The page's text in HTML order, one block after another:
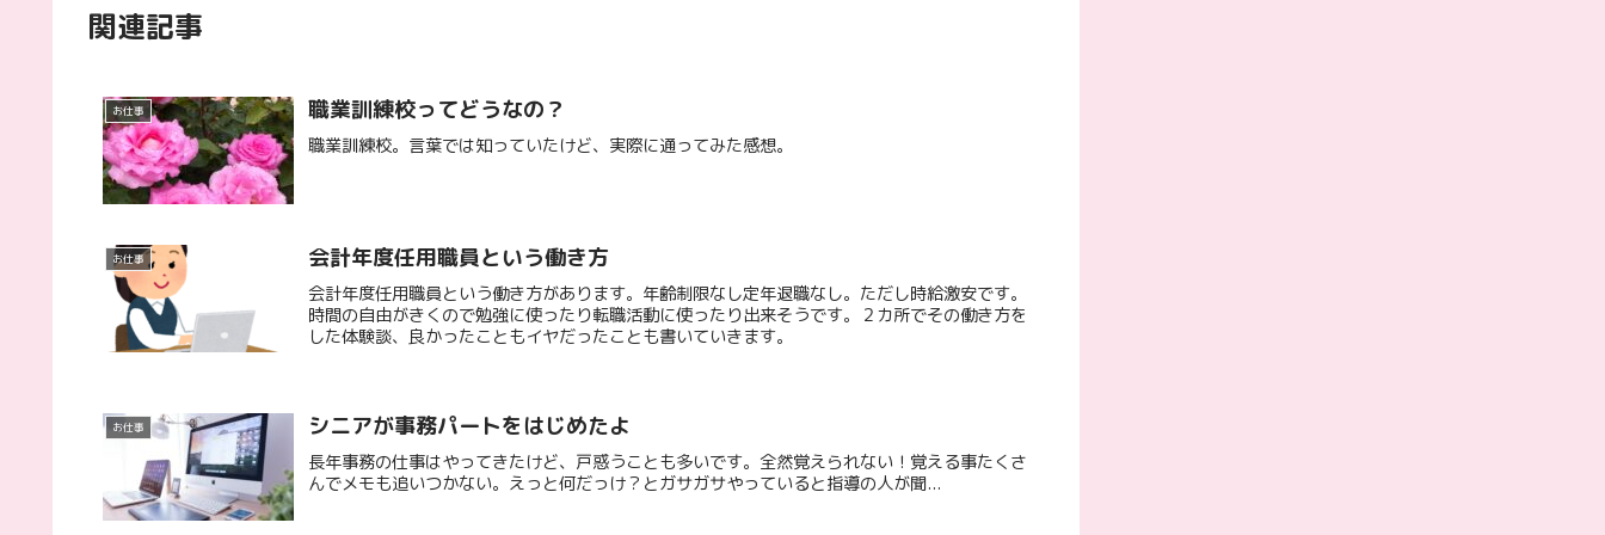
関連記事
お仕事 職業訓練校ってどうなの？
職業訓練校。言葉では知っていたけど、実際に通ってみた感想。
お仕事 会計年度任用職員という働き方
会計年度任用職員という働き方があります。年齢制限なし定年退職なし。ただし時給激安です。
時間の自由がきくので勉強に使ったり転職活動に使ったり出来そうです。２カ所でその働き方を
した体験談、良かったこともイヤだったことも書いていきます。
お仕事 シニアが事務パートをはじめたよ
長年事務の仕事はやってきたけど、戸惑うことも多いです。全然覚えられない！覚える事たくさ
んでメモも追いつかない。えっと何だっけ？とガサガサやっていると指導の人が聞...